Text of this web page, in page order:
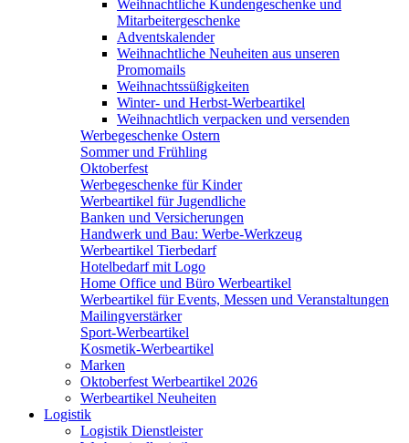
Weihnachtliche Kundengeschenke und
Mitarbeitergeschenke
Adventskalender
Weihnachtliche Neuheiten aus unseren
Promomails
Weihnachtssüßigkeiten
Winter- und Herbst-Werbeartikel
Weihnachtlich verpacken und versenden
Werbegeschenke Ostern
Sommer und Frühling
Oktoberfest
Werbegeschenke für Kinder
Werbeartikel für Jugendliche
Banken und Versicherungen
Handwerk und Bau: Werbe-Werkzeug
Werbeartikel Tierbedarf
Hotelbedarf mit Logo
Home Office und Büro Werbeartikel
Werbeartikel für Events, Messen und Veranstaltungen
Mailingverstärker
Sport-Werbeartikel
Kosmetik-Werbeartikel
Marken
Oktoberfest Werbeartikel 2026
Werbeartikel Neuheiten
Logistik
Logistik Dienstleister